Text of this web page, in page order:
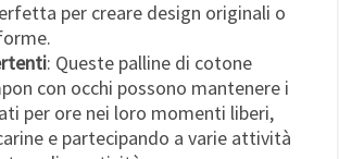
per creare design originali o
: Queste palline di cotone
con occhi possono mantenere i
per ore nei loro momenti liberi,
e partecipando a varie attività